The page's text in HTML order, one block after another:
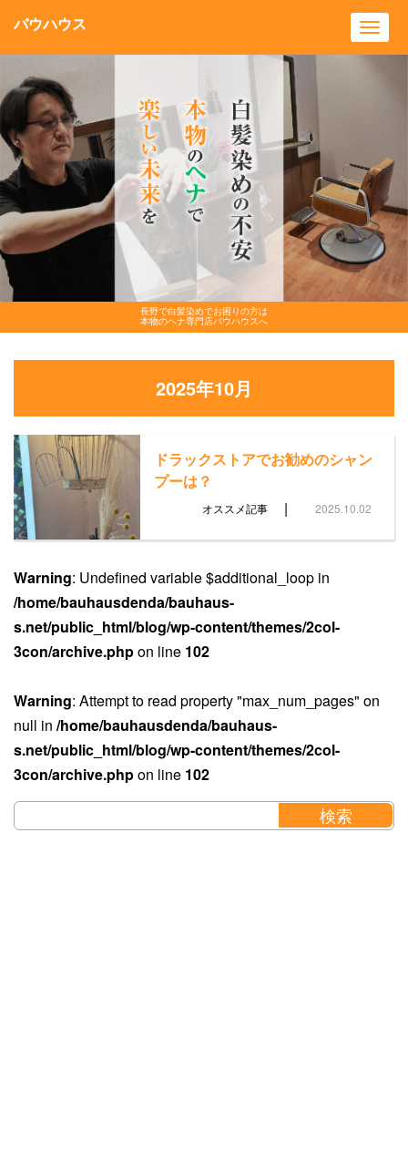
長野で白髪染めでお困りの方は
本物のヘナ専門店バウハウスへ
バウハウス
2025年10月
ドラックストアでお勧めのシャン
プーは？
オススメ記事 | 2025.10.02
Warning: Undefined variable $additional_loop in
/home/bauhausdenda/bauhaus-
s.net/public_html/blog/wp-content/themes/2col-
3con/archive.phpon line 102
Warning: Attempt to read property "max_num_pages" on
null in /home/bauhausdenda/bauhaus-
s.net/public_html/blog/wp-content/themes/2col-
3con/archive.phpon line 102